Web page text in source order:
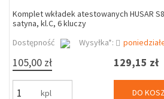
Komplet wkładek atestowanych HUSAR
satyna, kl.C, 6 kluczy
Dostępność
Wysyłka*:
105,00 zł
kpl
129,15 zł
DO